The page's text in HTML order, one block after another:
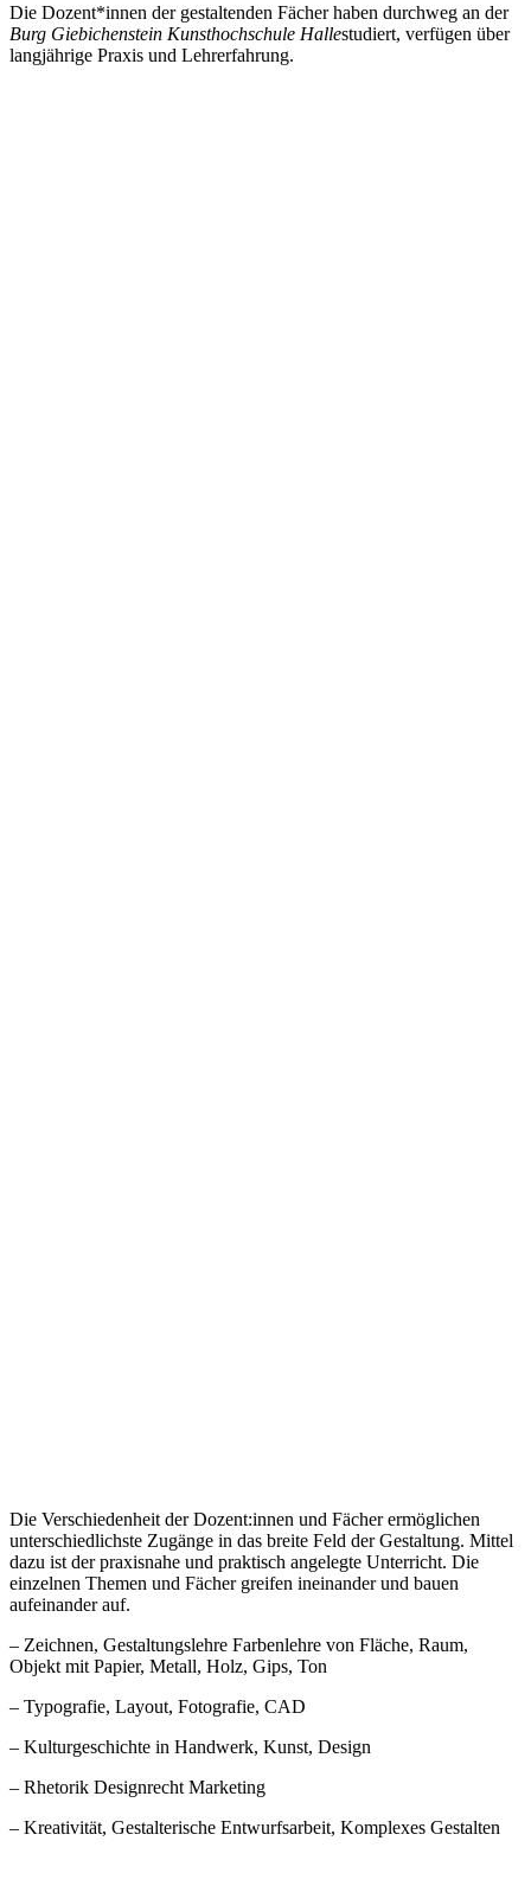
Die Dozent*innen der gestaltenden Fächer haben durchweg an der
Burg Giebichenstein Kunsthochschule Hallestudiert, verfügen über
langjährige Praxis und Lehrerfahrung.
Die Verschiedenheit der Dozent:innen und Fächer ermöglichen
unterschiedlichste Zugänge in das breite Feld der Gestaltung. Mittel
dazu ist der praxisnahe und praktisch angelegte Unterricht. Die
einzelnen Themen und Fächer greifen ineinander und bauen
aufeinander auf.
– Zeichnen, Gestaltungslehre Farbenlehre von Fläche, Raum,
Objekt mit Papier, Metall, Holz, Gips, Ton
– Typografie, Layout, Fotografie, CAD
– Kulturgeschichte in Handwerk, Kunst, Design
– Rhetorik Designrecht Marketing
– Kreativität, Gestalterische Entwurfsarbeit, Komplexes Gestalten